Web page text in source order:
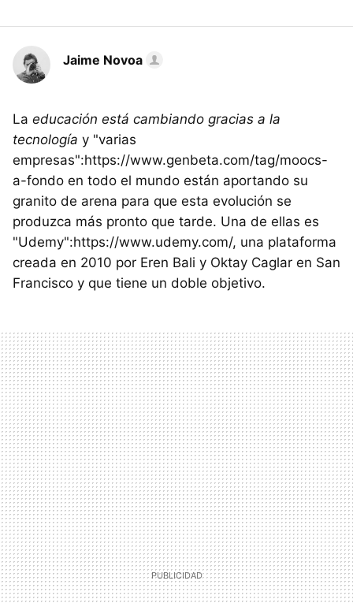
Jaime Novoa
La educación está cambiando gracias a la
tecnología y "varias
empresas":https://www.genbeta.com/tag/moocs-
a-fondo en todo el mundo están aportando su
granito de arena para que esta evolución se
produzca más pronto que tarde. Una de ellas es
"Udemy":https://www.udemy.com/, una plataforma
creada en 2010 por Eren Bali y Oktay Caglar en San
Francisco y que tiene un doble objetivo.